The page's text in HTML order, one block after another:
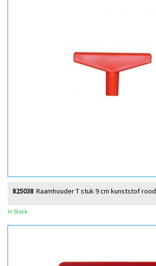
Raamhouder T stuk 9 cm kunststof rood
825038
In Stock